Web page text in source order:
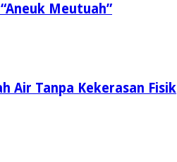
Meutuah”
Air Tanpa Kekerasan Fisik